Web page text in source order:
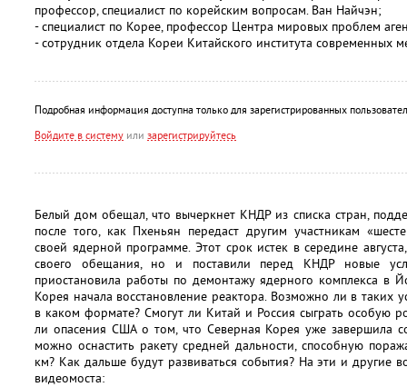
профессор, специалист по корейским вопросам. Ван Найчэн;
- специалист по Корее, профессор Центра мировых проблем
- сотрудник отдела Кореи Китайского института
Подробная информация доступна только для зарегистрированных
Войдите в систему или зарегистрируйтесь
Белый дом обещал, что вычеркнет КНДР из списка стран,
после того, как Пхеньян передаст другим участникам
своей ядерной программе. Этот срок истек в середине
своего обещания, но и поставили перед КНДР новые
приостановила работы по демонтажу ядерного комплекса в
Корея начала восстановление реактора. Возможно ли в таких
в каком формате? Смогут ли Китай и Россия сыграть особую
ли опасения США о том, что Северная Корея уже завершила
можно оснастить ракету средней дальности, способную
км? Как дальше будут развиваться события? На эти и другие
видеомоста: